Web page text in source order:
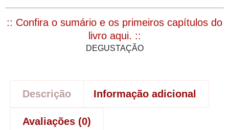
:: Confira o sumário e os primeiros capítulos do
livro aqui. ::
DEGUSTAÇÃO
Descrição Informação adicional
Avaliações (0)